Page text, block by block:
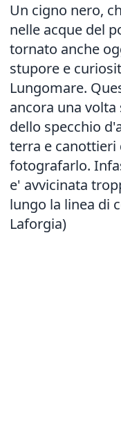
Un cigno nero,
nelle acque del
tornato anche
stupore e
Lungomare.
ancora una
dello specchio
terra e canottieri
fotografarlo.
e' avvicinata
lungo la linea di
Laforgia)